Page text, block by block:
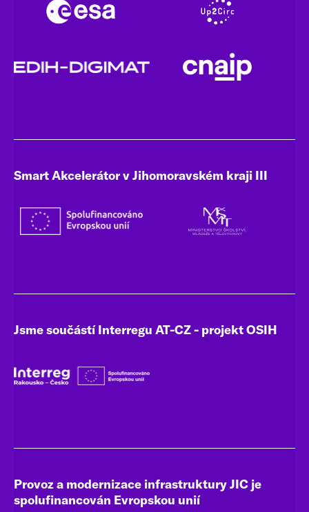
Smart Akcelerátor v Jihomoravském kraji III
Jsme součástí Interregu AT-CZ - projekt OSIH
Provoz a modernizace infrastruktury JIC je
spolufinancován Evropskou unií